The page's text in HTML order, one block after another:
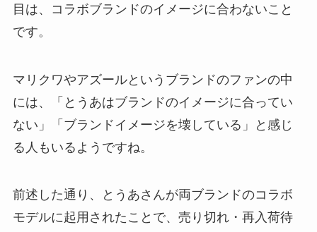
目は、コラボブランドのイメージに合わないこと
です。
マリクワやアズールというブランドのファンの中
には、「とうあはブランドのイメージに合ってい
ない」「ブランドイメージを壊している」と感じ
る人もいるようですね。
前述した通り、とうあさんが両ブランドのコラボ
モデルに起用されたことで、売り切れ・再入荷待